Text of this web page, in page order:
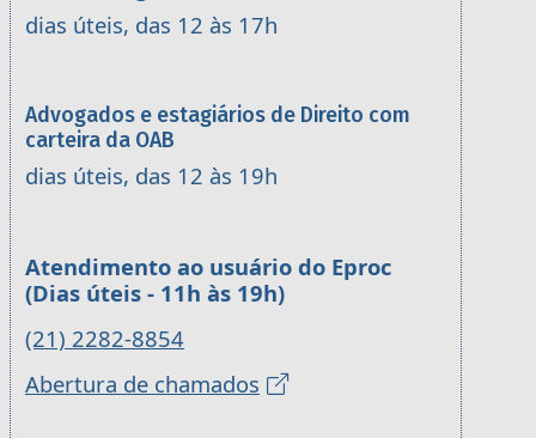
dias úteis, das 12 às 17h
Advogados e estagiários de Direito com
carteira da OAB
dias úteis, das 12 às 19h
Atendimento ao usuário do Eproc
(Dias úteis - 11h às 19h)
(21) 2282-8854
Abertura de chamados